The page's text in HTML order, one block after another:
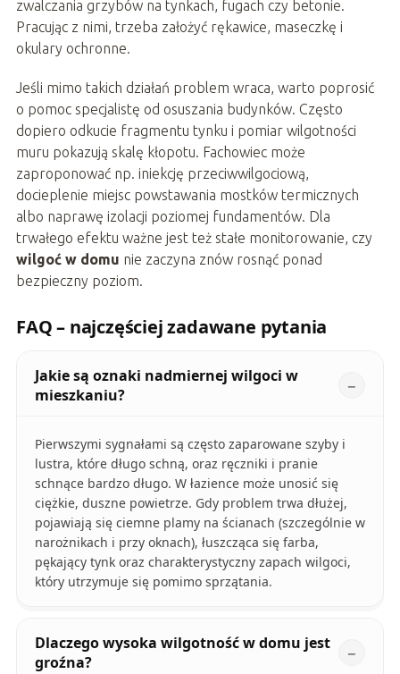
zwalczania grzybów na tynkach, fugach czy betonie.
Pracując z nimi, trzeba założyć rękawice, maseczkę i
okulary ochronne.
Jeśli mimo takich działań problem wraca, warto poprosić
o pomoc specjalistę od osuszania budynków. Często
dopiero odkucie fragmentu tynku i pomiar wilgotności
muru pokazują skalę kłopotu. Fachowiec może
zaproponować np. iniekcję przeciwwilgociową,
docieplenie miejsc powstawania mostków termicznych
albo naprawę izolacji poziomej fundamentów. Dla
trwałego efektu ważne jest też stałe monitorowanie, czy
wilgoć w domu nie zaczyna znów rosnąć ponad
bezpieczny poziom.
FAQ – najczęściej zadawane pytania
Jakie są oznaki nadmiernej wilgoci w
mieszkaniu?
Pierwszymi sygnałami są często zaparowane szyby i
lustra, które długo schną, oraz ręczniki i pranie
schnące bardzo długo. W łazience może unosić się
ciężkie, duszne powietrze. Gdy problem trwa dłużej,
pojawiają się ciemne plamy na ścianach (szczególnie w
narożnikach i przy oknach), łuszcząca się farba,
pękający tynk oraz charakterystyczny zapach wilgoci,
który utrzymuje się pomimo sprzątania.
Dlaczego wysoka wilgotność w domu jest
groźna?